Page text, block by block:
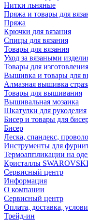
Нитки льняные
Пряжа и товары для
Пряжа
Крючки для вязания
Спицы для вязания
Товары для вязания
Уход за вязаными
Товары для
Вышивка и товары для
Алмазная вышивка
Товары для вышивания
Вышивальная мозаика
Шкатулки для рукоделия
Бисер и товары для
Бисер
Леска, спандекс,
Инструменты для
Термоаппликации на
Кристаллы SWAROVSKI
Сервисный центр
Информация
О компании
Сервисный центр
Оплата, доставка,
Трейд-ин